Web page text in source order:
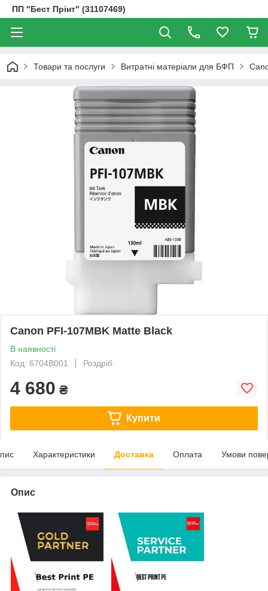
ПП "Бест Прінт" (31107469)
Товари та послуги Витратні матеріали для БФП
Canon PFI-107MBK Matte Black
В наявності
Код: 6704B001
Роздріб
4 680 ₴
Купити
Характеристики Доставка Оплата Умови
Опис